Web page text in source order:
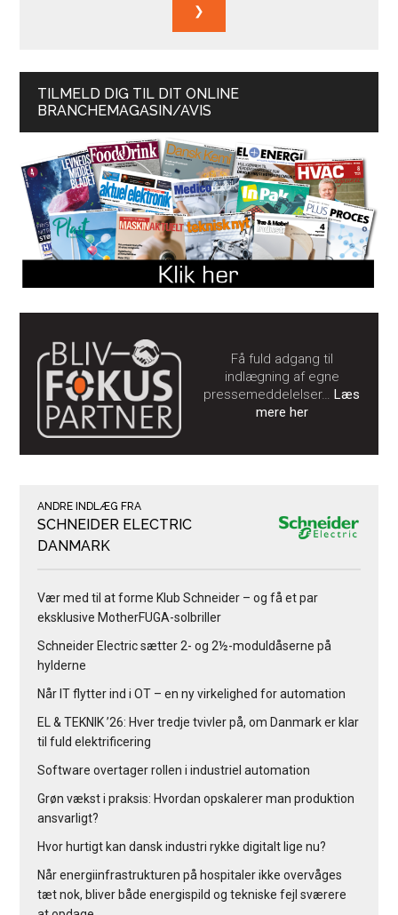
TILMELD DIG TIL DIT ONLINE
BRANCHEMAGASIN/AVIS
Få fuld adgang til
indlægning af egne
pressemeddelelser… Læs
mere her
ANDRE INDLÆG FRA
SCHNEIDER ELECTRIC
DANMARK
Vær med til at forme Klub Schneider – og få et par
eksklusive MotherFUGA-solbriller
Schneider Electric sætter 2- og 2½-moduldåserne på
hylderne
Når IT flytter ind i OT – en ny virkelighed for automation
EL & TEKNIK ’26: Hver tredje tvivler på, om Danmark er klar
til fuld elektrificering
Software overtager rollen i industriel automation
Grøn vækst i praksis: Hvordan opskalerer man produktion
ansvarligt?
Hvor hurtigt kan dansk industri rykke digitalt lige nu?
Når energiinfrastrukturen på hospitaler ikke overvåges
tæt nok, bliver både energispild og tekniske fejl sværere